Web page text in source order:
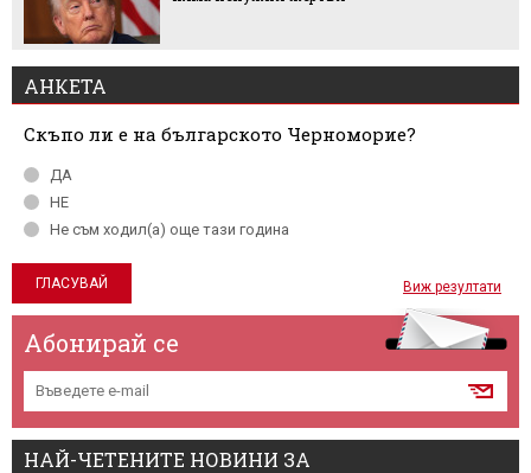
АНКЕТА
Скъпо ли е на българското Черноморие?
ДА
НЕ
Не съм ходил(а) още тази година
Виж резултати
Абонирай се
НАЙ-ЧЕТЕНИТЕ НОВИНИ ЗА